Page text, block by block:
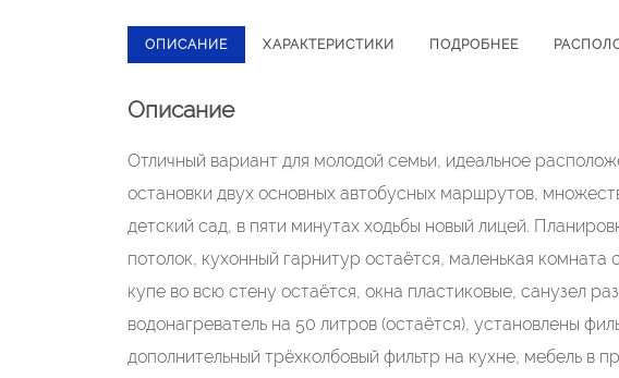
ОПИСАНИЕ ХАРАКТЕРИСТИКИ ПОДРОБНЕЕ
Описание
Отличный вариант для молодой семьи, идеальное
остановки двух основных автобусных маршрутов,
детский сад, в пяти минутах ходьбы новый лицей.
потолок, кухонный гарнитур остаётся, маленькая
купе во всю стену остаётся, окна пластиковые, санузел
водонагреватель на 50 литров (остаётся), установлены
дополнительный трёхколбовый фильтр на кухне, мебель в